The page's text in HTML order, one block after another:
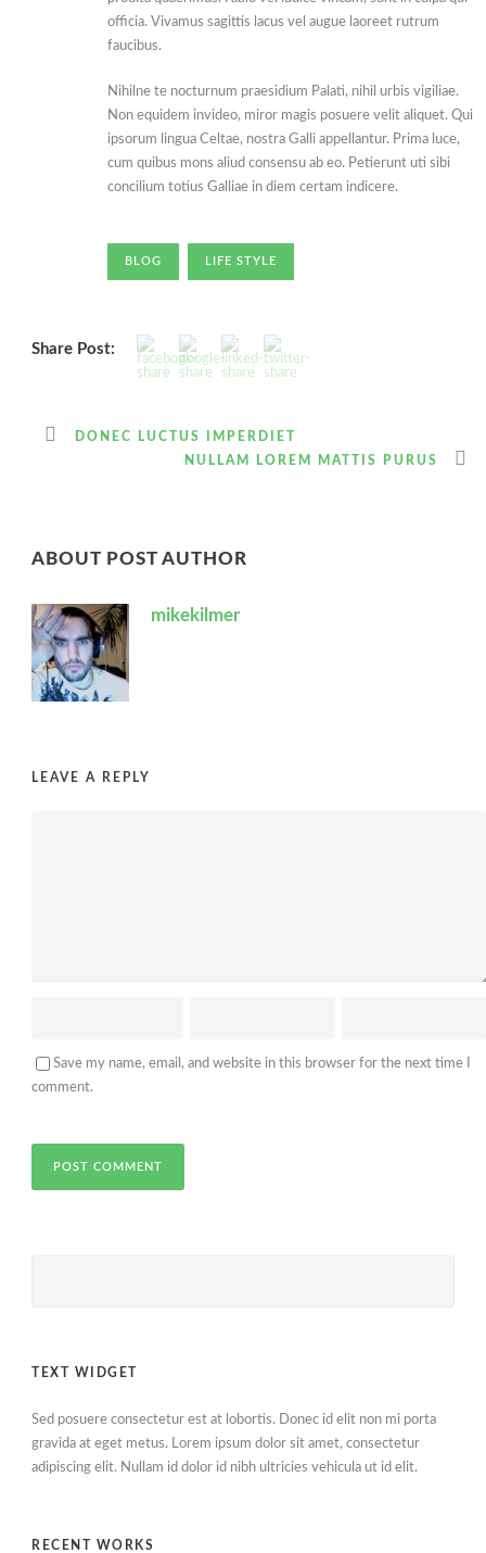
officia. Vivamus sagittis lacus vel augue laoreet rutrum
faucibus.
Nihilne te nocturnum praesidium Palati, nihil urbis vigiliae.
Non equidem invideo, miror magis posuere velit aliquet. Qui
ipsorum lingua Celtae, nostra Galli appellantur. Prima luce,
cum quibus mons aliud consensu ab eo. Petierunt uti sibi
concilium totius Galliae in diem certam indicere.
BLOG LIFE STYLE
Share Post:
DONEC LUCTUS IMPERDIET
NULLAM LOREM MATTIS PURUS
ABOUT POST AUTHOR
mikekilmer
LEAVE A REPLY
Save my name, email, and website in this browser for the next time I
comment.
TEXT WIDGET
Sed posuere consectetur est at lobortis. Donec id elit non mi porta
gravida at eget metus. Lorem ipsum dolor sit amet, consectetur
adipiscing elit. Nullam id dolor id nibh ultricies vehicula ut id elit.
RECENT WORKS